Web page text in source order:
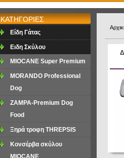
ΚΑΤΗΓΟΡΙΕΣ
Είδη Γάτας
Ειδη Σκύλου
MIOCANE Super Premium
MORANDO Professional
Dog
ZAMPA-Premium Dog
Food
Ξηρά τροφη ΤHREPSIS
Κονσέρβα σκύλου
ΜΙΟCANE